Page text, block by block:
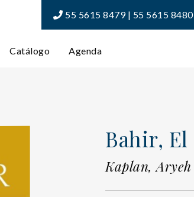
55 5615 8479 | 55 5615 8480
Catálogo Agenda
Bahir, El
Kaplan, Aryeh